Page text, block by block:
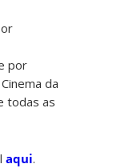
por
da
todas as
aqui.